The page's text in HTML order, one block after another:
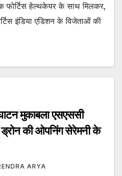
फोर्टिस हेल्थकेयर के साथ मिलकर,
इंडिया एडिशन के विजेताओं की
मुकाबला एसएससी
की ओपनिंग सेरेमनी के
ARYA